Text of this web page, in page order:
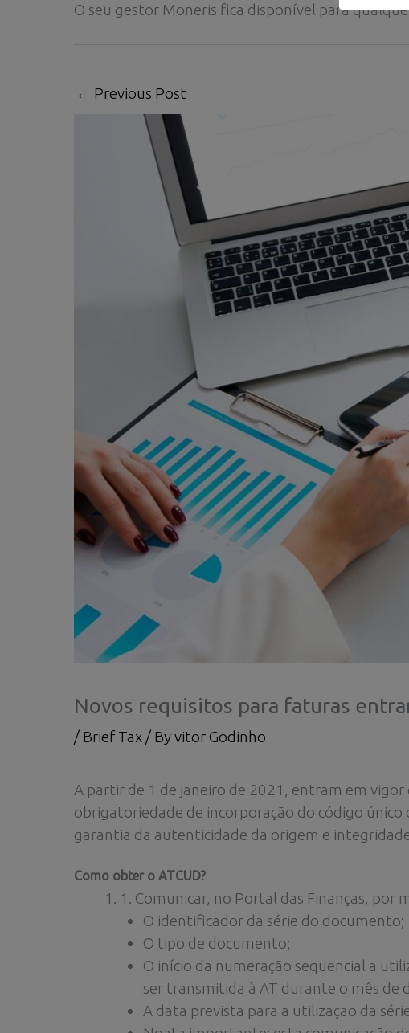
O seu gestor Moneris fica disponível para
← Previous Post
Novos requisitos para faturas
/ Brief Tax / Byvitor Godinho
A partir de 1 de janeiro de 2021, entram em
obrigatoriedade de incorporação do código único
garantia da autenticidade da origem e
Como obter o ATCUD?
1. Comunicar, no Portal das Finanças, por
O identificador da série do documento;
O tipo de documento;
O início da numeração sequencial a
ser transmitida à AT durante o mês de
A data prevista para a utilização da